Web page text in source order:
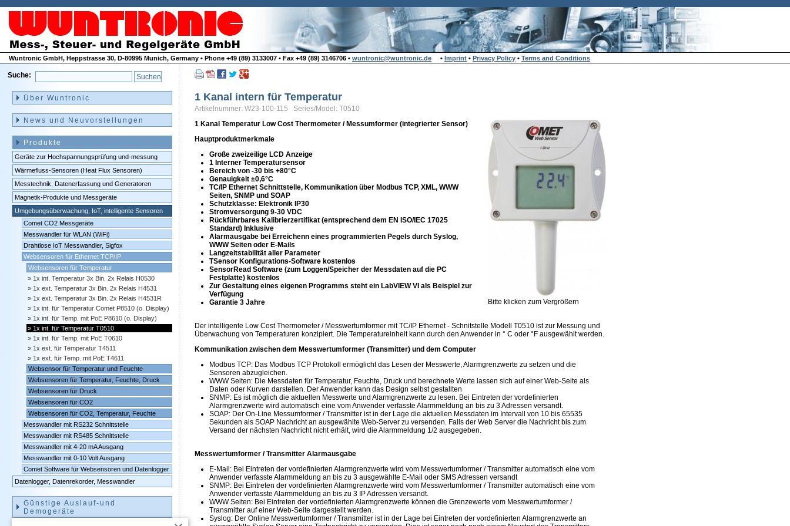
Wuntronic GmbH, Heppstrasse 30, D-80995 Munich, Germany • Phone +49 (89) 3133007 • Fax +49 (89) 3146706 • wuntronic@wuntronic.de • Imprint • Privacy Policy • Terms and Conditions
1 Kanal intern für Temperatur
Artikelnummer: W23-100-115 Series/Model: T0510
Bitte klicken zum Vergrößern
1 Kanal Temperatur Low Cost Thermometer / Messumformer (integrierter Sensor)
Hauptproduktmerkmale
Große zweizeilige LCD Anzeige
1 Interner Temperatursensor
Bereich von -30 bis +80°C
Genauigkeit ±0,6°C
TC/IP Ethernet Schnittstelle, Kommunikation über Modbus TCP, XML, WWW
Seiten, SNMP und SOAP
Schutzklasse: Elektronik IP30
Stromversorgung 9-30 VDC
Rückführbares Kalibrierzertifikat (entsprechend dem EN ISO/IEC 17025
Standard) Inklusive
Alarmausgabe bei Erreichenn eines programmierten Pegels durch Syslog,
WWW Seiten oder E-Mails
Langzeitstabilität aller Parameter
TSensor Konfigurations-Software kostenlos
SensorRead Software (zum Loggen/Speicher der Messdaten auf die PC
Festplatte) kostenlos
Zur Gestaltung eines eigenen Programms steht ein LabVIEW VI als Beispiel zur
Verfügung
Garantie 3 Jahre
Der intelligente Low Cost Thermometer / Messwertumformer mit TC/IP Ethernet - Schnitstelle Modell T0510 ist zur Messung und
Überwachung von Temperaturen konzipiert. Die Temperatureinheit kann durch den Anwender in ° C oder °F ausgewählt werden.
Kommunikation zwischen dem Messwertumformer (Transmitter) und dem Computer
Modbus TCP: Das Modbus TCP Protokoll ermöglicht das Lesen der Messwerte, Alarmgrenzwerte zu setzen und die
Sensoren abzugleichen.
WWW Seiten: Die Messdaten für Temperatur, Feuchte, Druck und berechnete Werte lassen sich auf einer Web-Seite als
Daten oder Kurven darstellen. Der Anwender kann das Design selbst gestallten
SNMP: Es ist möglich die aktuellen Messwerte und Alarmgrenzwerte zu lesen. Bei Eintreten der vordefinierten
Alarmgrenzwerte wird automatisch eine vom Anwender verfasste Alarmmeldung an bis zu 3 Adressen versandt.
SOAP: Der On-Line Messumformer / Transmitter ist in der Lage die aktuellen Messdaten im Intervall von 10 bis 65535
Sekunden als SOAP Nachricht an ausgewählte Web-Server zu versenden. Falls der Web Server die Nachricht bis zum
Versand der nächsten Nachricht nicht erhält, wird die Alarmmeldung 1/2 ausgegeben.
Messwertumformer / Transmitter Alarmausgabe
E-Mail: Bei Eintreten der vordefinierten Alarmgrenzwerte wird vom Messwertumformer / Transmitter automatisch eine vom
Anwender verfasste Alarmmeldung an bis zu 3 ausgewählte E-Mail oder SMS Adressen versandt
SNMP: Bei Eintreten der vordefinierten Alarmgrenzwerte wird vom Messwertumformer / Transmitter automatisch eine vom
Anwender verfasste Alarmmeldung an bis zu 3 IP Adressen versandt.
WWW Seiten: Bei Eintreten der vordefinierten Alarmgrenzwerte können die Grenzewerte vom Messwertumformer /
Transmitter auf einer Web-Seite dargestellt werden.
Syslog: Der Online Messwertumformer / Transmitter ist in der Lage bei Eintreten der vordefinierten Alarmgrenzwerte an
Suche:
überspringen
Über Wuntronic
News und Neuvorstellungen
Produkte
Geräte zur Hochspannungsprüfung und-messung
Wärmefluss-Sensoren (Heat Flux Sensoren)
Messtechnik, Datenerfassung und Generatoren
Magnetik-Produkte und Messgeräte
Umgebungsüberwachung, IoT, intelligente Sensoren
Comet CO2 Messgeräte
Messwandler für WLAN (WiFi)
Drahtlose IoT Messwandler, Sigfox
Websensoren für Ethernet TCP/IP
Websensoren für Temperatur
1x int. Temperatur 3x Bin. 2x Relais H0530
1x ext. Temperatur 3x Bin. 2x Relais H4531
1x ext. Temperatur 3x Bin. 2x Relais H4531R
1x int. für Temperatur Comet P8510 (o. Display)
1x int. für Temp. mit PoE P8610 (o. Display)
1x int. für Temperatur T0510
1x int. für Temp. mit PoE T0610
1x ext. für Temperatur T4511
1x ext. für Temp. mit PoE T4611
Websensor für Temperatur und Feuchte
Websensoren für Temperatur, Feuchte, Druck
Websensoren für Druck
Websensoren für CO2
Websensoren für CO2, Temperatur, Feuchte
Messwandler mit RS232 Schnittstelle
Messwandler mit RS485 Schnittstelle
Messwandler mit 4-20 mA Ausgang
Messwandler mit 0-10 Volt Ausgang
Comet Software für Websensoren und Datenlogger
Datenlogger, Datenrekorder, Messwandler
Günstige Auslauf-und
Demogeräte